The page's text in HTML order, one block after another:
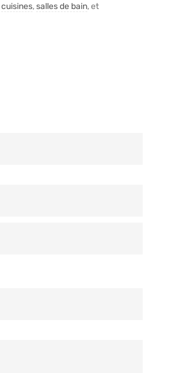
cuisines,salles de bain, et